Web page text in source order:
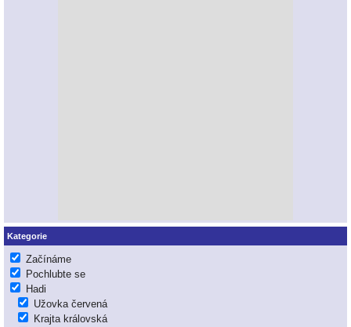
Kategorie
Začínáme
Pochlubte se
Hadi
Užovka červená
Krajta královská